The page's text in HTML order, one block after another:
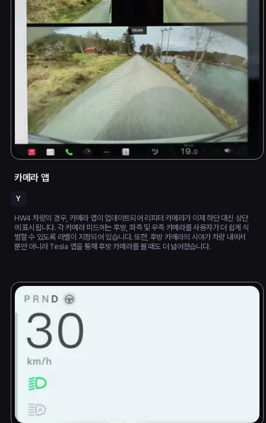
카메라 앱
Y
HW4 차량의 경우, 카메라 앱이 업데이트되어 리피터 카메라가 이제 하단 대신 상단
에 표시됩니다. 각 카메라 피드에는 후방, 좌측 및 우측 카메라를 사용자가 더 쉽게 식
별할 수 있도록 라벨이 지정되어 있습니다. 또한, 후방 카메라의 시야가 차량 내에서
뿐만 아니라 Tesla 앱을 통해 후방 카메라를 볼 때도 더 넓어졌습니다.